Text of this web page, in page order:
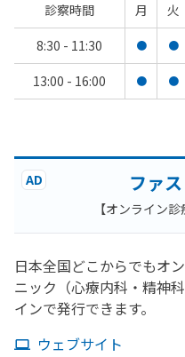
診察時間 月 火
8:30 - 11:30
● ●
13:00 - 16:00 ● ●
AD ファ
【オンライン
日本全国どこからでもオ
ニック（心療内科・精神
インで発行できます。
ウェブサイト